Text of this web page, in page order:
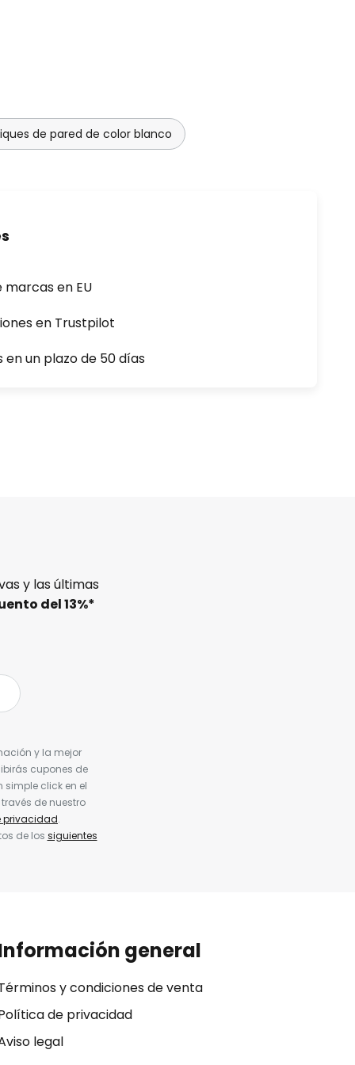
de pared de color blanco
en EU
en Trustpilot
un plazo de 50 días
y las últimas
del13%*
y la mejor
cupones de
click en el
de nuestro
privacidad.
de los siguientes
general
y condiciones de venta
de privacidad
legal